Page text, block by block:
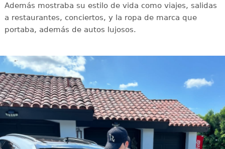
Además mostraba su estilo de vida como viajes, salidas
a restaurantes, conciertos, y la ropa de marca que
portaba, además de autos lujosos.